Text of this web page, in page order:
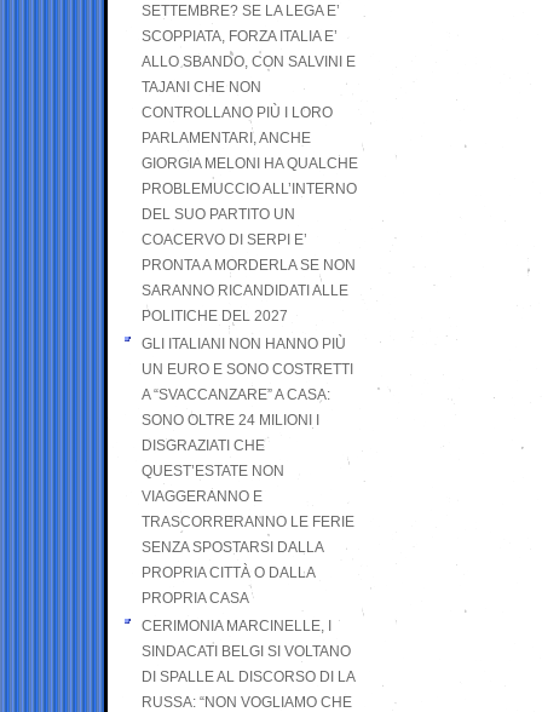
SETTEMBRE? SE LA LEGA E’
SCOPPIATA, FORZA ITALIA E’
ALLO SBANDO, CON SALVINI E
TAJANI CHE NON
CONTROLLANO PIÙ I LORO
PARLAMENTARI, ANCHE
GIORGIA MELONI HA QUALCHE
PROBLEMUCCIO ALL’INTERNO
DEL SUO PARTITO UN
COACERVO DI SERPI E’
PRONTA A MORDERLA SE NON
SARANNO RICANDIDATI ALLE
POLITICHE DEL 2027
GLI ITALIANI NON HANNO PIÙ
UN EURO E SONO COSTRETTI
A “SVACCANZARE” A CASA:
SONO OLTRE 24 MILIONI I
DISGRAZIATI CHE
QUEST’ESTATE NON
VIAGGERANNO E
TRASCORRERANNO LE FERIE
SENZA SPOSTARSI DALLA
PROPRIA CITTÀ O DALLA
PROPRIA CASA
CERIMONIA MARCINELLE, I
SINDACATI BELGI SI VOLTANO
DI SPALLE AL DISCORSO DI LA
RUSSA: “NON VOGLIAMO CHE